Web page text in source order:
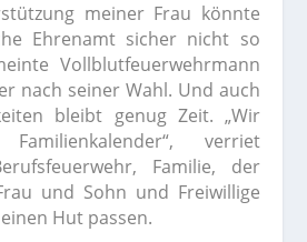
meiner Frau könnte
Ehrenamt sicher nicht so
Vollblutfeuerwehrmann
nach seiner Wahl. Und auch
bleibt genug Zeit. „Wir
verriet
Familie, der
und Sohn und Freiwillige
Hut passen.